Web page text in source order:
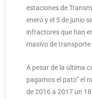
estaciones de
enero y el 5 de junio
infractores que han
masivo de transporte
A pesar de la última
pagamos el pato” el
de 2016 a 2017 un